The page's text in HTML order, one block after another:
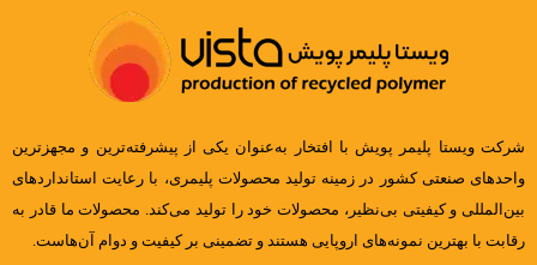
شرکت ویستا پلیمر پویش با افتخار به‌عنوان یکی از پیشرفته‌ترین و مجهزترین
واحدهای صنعتی کشور در زمینه تولید محصولات پلیمری، با رعایت استانداردهای
بین‌المللی و کیفیتی بی‌نظیر، محصولات خود را تولید می‌کند. محصولات ما قادر به
رقابت با بهترین نمونه‌های اروپایی هستند و تضمینی بر کیفیت و دوام آن‌هاست.